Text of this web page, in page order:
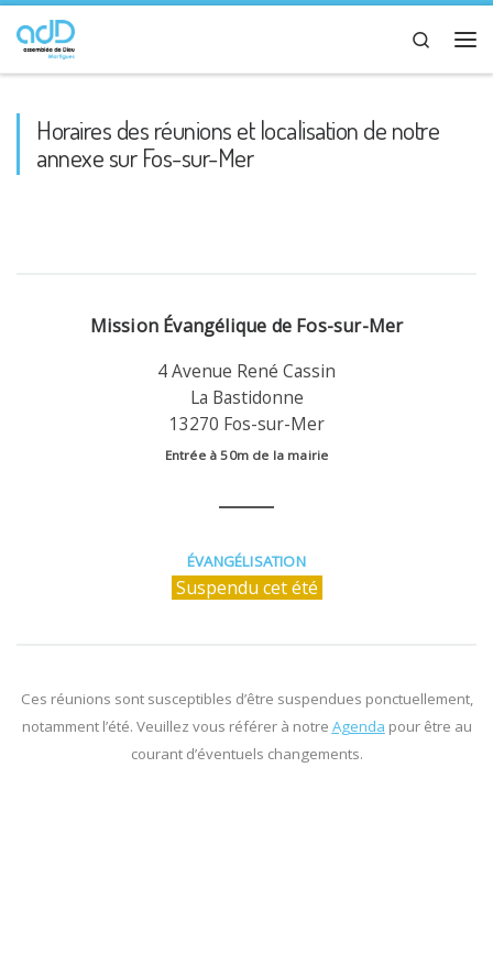
Passer au contenu
Search
Horaires des réunions et localisation de notre
annexe sur Fos-sur-Mer
Mission Évangélique de Fos-sur-Mer
4 Avenue René Cassin
La Bastidonne
13270 Fos-sur-Mer
Entrée à 50m de la mairie
ÉVANGÉLISATION
Suspendu cet été
Ces réunions sont susceptibles d’être suspendues ponctuellement,
notamment l’été. Veuillez vous référer à notre Agenda pour être au
courant d’éventuels changements.